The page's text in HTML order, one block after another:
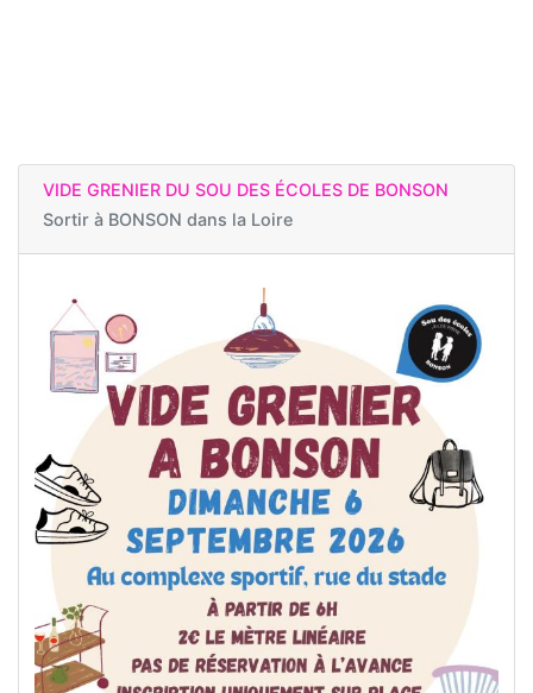
VIDE GRENIER DU SOU DES ÉCOLES DE BONSON
Sortir à BONSON dans la Loire